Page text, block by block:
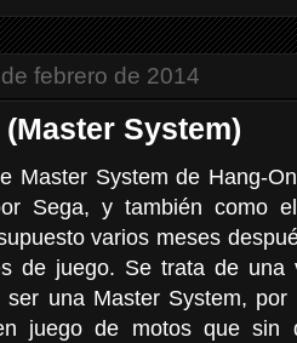
febrero de 2014
System)
Master System de Hang-
Sega, y también como
varios meses
de juego. Se trata de una
ser una Master System,
juego de motos que sin